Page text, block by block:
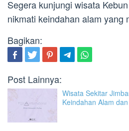
Segera kunjungi wisata
nikmati keindahan alam yang
Bagikan:
Post Lainnya:
Wisata Sekitar
Keindahan Alam